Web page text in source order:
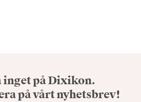
inget på Dixikon.
på vårt nyhetsbrev!